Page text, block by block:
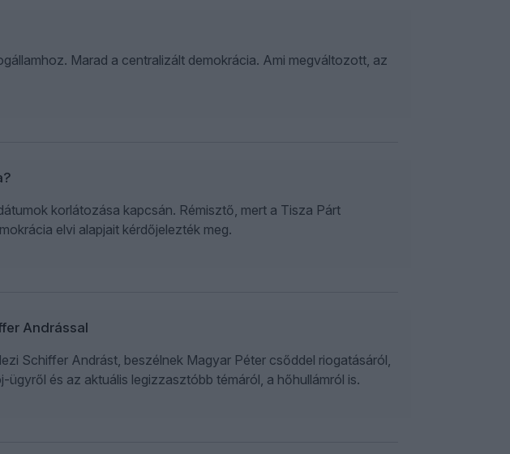
Marad a centralizált demokrácia. Ami megváltozott, az
korlátozása kapcsán. Rémisztő, mert a Tisza Párt
elvi alapjait kérdőjelezték meg.
Andrással
Schiffer Andrást, beszélnek Magyar Péter csőddel riogatásáról,
és az aktuális legizzasztóbb témáról, a hőhullámról is.